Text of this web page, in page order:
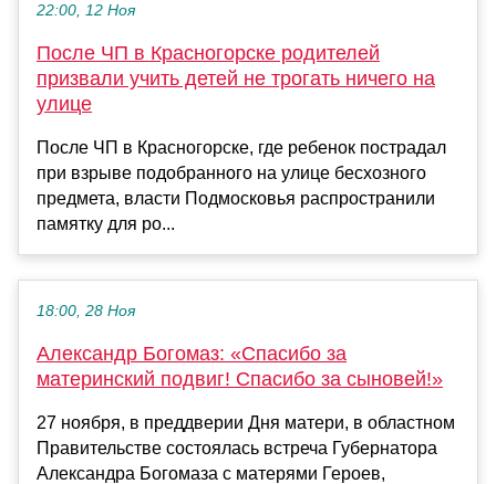
22:00, 12 Ноя
После ЧП в Красногорске родителей
призвали учить детей не трогать ничего на
улице
После ЧП в Красногорске, где ребенок пострадал
при взрыве подобранного на улице бесхозного
предмета, власти Подмосковья распространили
памятку для ро...
18:00, 28 Ноя
Александр Богомаз: «Спасибо за
материнский подвиг! Спасибо за сыновей!»
27 ноября, в преддверии Дня матери, в областном
Правительстве состоялась встреча Губернатора
Александра Богомаза с матерями Героев,